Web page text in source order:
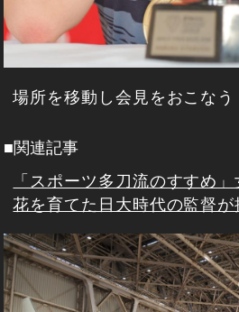
場所を移動し会見をおこなう
■関連記事
「スポーツ多刀流のすすめ
花を育てた日大時代の監督が